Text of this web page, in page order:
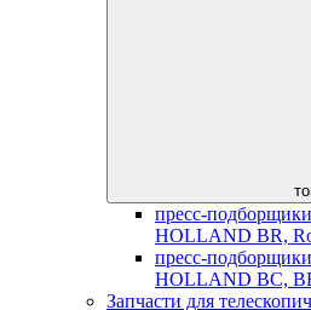
пресс-
HOLLAND BR,
пресс-
HOLLAND BC,
Запчасти для